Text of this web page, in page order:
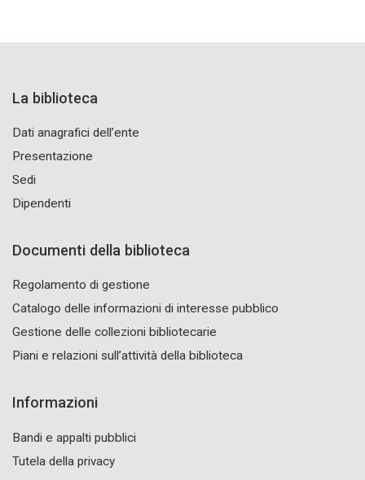
La biblioteca
Dati anagrafici dell’ente
Presentazione
Sedi
Dipendenti
Documenti della biblioteca
Regolamento di gestione
Catalogo delle informazioni di interesse pubblico
Gestione delle collezioni bibliotecarie
Piani e relazioni sull’attività della biblioteca
Informazioni
Bandi e appalti pubblici
Tutela della privacy